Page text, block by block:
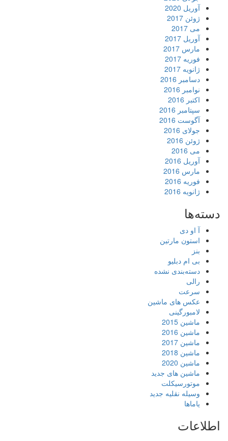
آوریل 2020
ژوئن 2017
می 2017
آوریل 2017
مارس 2017
فوریه 2017
ژانویه 2017
دسامبر 2016
نوامبر 2016
اکتبر 2016
سپتامبر 2016
آگوست 2016
جولای 2016
ژوئن 2016
می 2016
آوریل 2016
مارس 2016
فوریه 2016
ژانویه 2016
دسته‌ها
آ او دی
استون مارتین
بنز
بی ام دبلیو
دسته‌بندی نشده
رالی
سرعت
عکس های ماشین
لامبورگینی
ماشین 2015
ماشین 2016
ماشین 2017
ماشین 2018
ماشین 2020
ماشین های جدید
موتورسیکلت
وسیله نقلیه جدید
یاماها
اطلاعات